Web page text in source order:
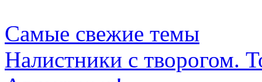
Самые свежие темы
Налистники с творогом.